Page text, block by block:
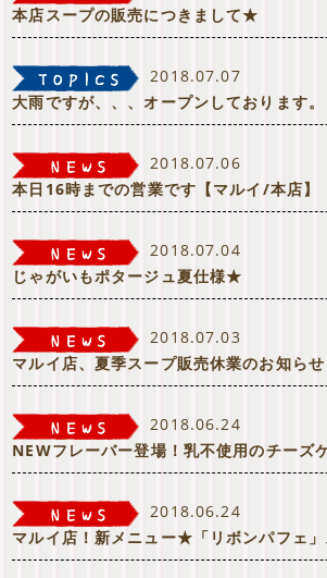
本店スープの販売につきまして★
2018.07.07
大雨ですが、、、オープンしております。
2018.07.06
本日16時までの営業です【マルイ/本店】
2018.07.04
じゃがいもポタージュ夏仕様★
2018.07.03
マルイ店、夏季スープ販売休業のお知らせ
2018.06.24
NEWフレーバー登場！乳不使用のチーズ
2018.06.24
マルイ店！新メニュー★「リボンパフェ」